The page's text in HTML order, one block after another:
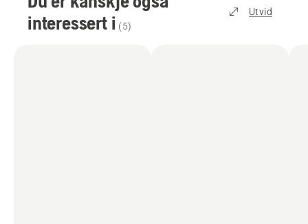
interessert i (5)
Utvid